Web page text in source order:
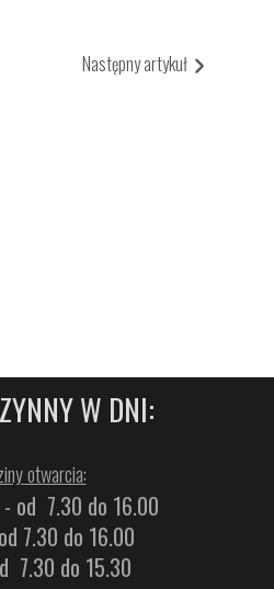
Następny artykuł
W DNI:
otwarcia:
- od 7.30 do 16.00
7.30 do 16.00
7.30 do 15.30